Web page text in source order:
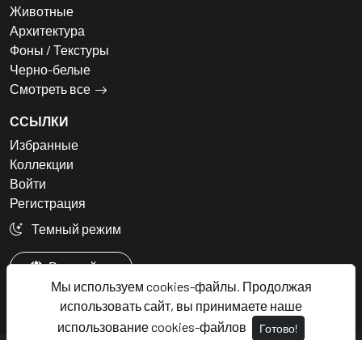
Мы используем cookies-файлы. Продолжая
использовать сайт, вы принимаете наше
использование cookies-файлов
Готово!
Животные
Архитектура
Фоны / Текстуры
Черно-белые
Смотреть все
ССЫЛКИ
Избранные
Коллекции
Войти
Регистрация
Темный режим
Русский